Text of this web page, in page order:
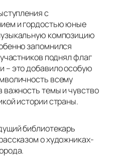
с
и гордостью юные
композицию
запомнился
поднял флаг
– это добавило особую
всему
важность темы и чувство
истории страны.
библиотекарь
о художниках-